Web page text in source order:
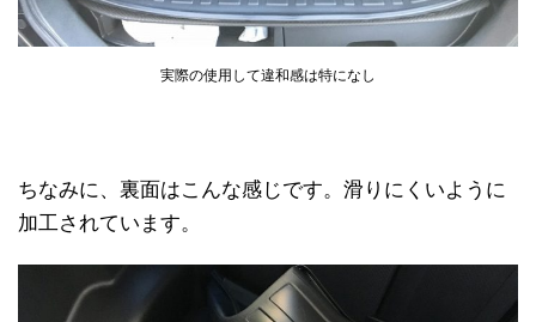
実際の使用して違和感は特になし
ちなみに、裏面はこんな感じです。滑りにくいように
加工されています。